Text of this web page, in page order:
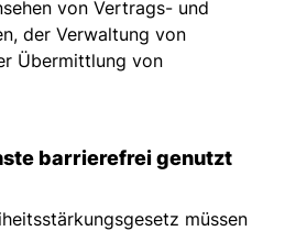
von Vertrags- und
der Verwaltung von
Übermittlung von
barrierefrei genutzt
müssen